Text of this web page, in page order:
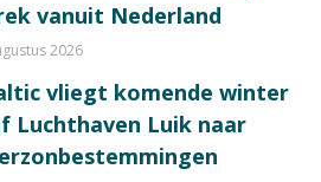
vanuit Nederland
2026
vliegt komende winter
Luchthaven Luik naar